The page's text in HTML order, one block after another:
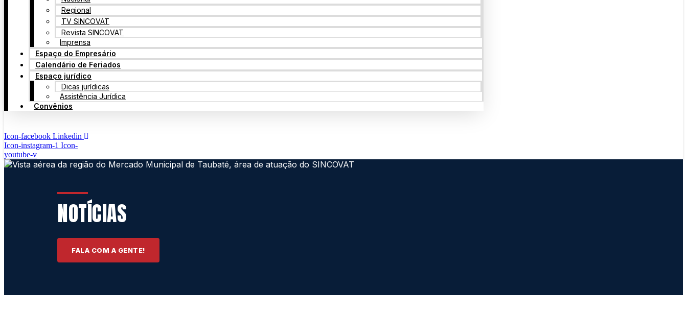
Regional
TV SINCOVAT
Revista SINCOVAT
Imprensa
Espaço do Empresário
Calendário de Feriados
Espaço jurídico
Dicas jurídicas
Assistência Jurídica
Convênios
Icon-facebook Linkedin
Icon-instagram-1 Icon-
youtube-v
NOTÍCIAS
FALA COM A GENTE!